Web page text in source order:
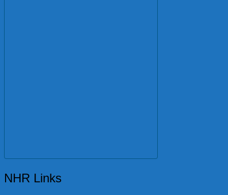
NHR Links